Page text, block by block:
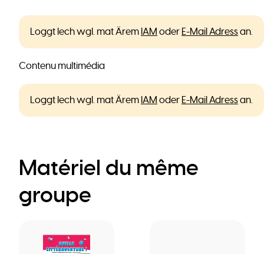
Loggt Iech wgl. mat Ärem IAM oder E-Mail Adressan.
Contenu multimédia
Loggt Iech wgl. mat Ärem IAM oder E-Mail Adressan.
Matériel du même
groupe